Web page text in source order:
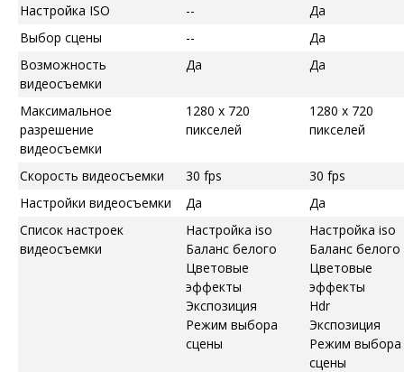
Настройка ISO
--
Да
Выбор сцены
--
Да
Возможность
видеосъемки
Да Да
Максимальное
разрешение
видеосъемки
1280 x 720
пикселей
1280 x 720
пикселей
Скорость видеосъемки 30 fps
30 fps
Настройки видеосъемки
Да
Да
Список настроек
видеосъемки
Настройка iso
Баланс белого
Цветовые
эффекты
Экспозиция
Режим выбора
сцены
Настройка iso
Баланс белого
Цветовые
эффекты
Hdr
Экспозиция
Режим выбора
сцены